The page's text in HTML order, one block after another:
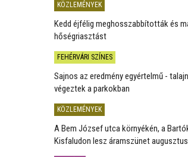
KÖZLEMÉNYEK
Kedd éjfélig meghosszabbították és
hőségriasztást
FEHÉRVÁRI SZÍNES
Sajnos az eredmény egyértelmű -
végeztek a parkokban
KÖZLEMÉNYEK
A Bem József utca környékén, a
Kisfaludon lesz áramszünet